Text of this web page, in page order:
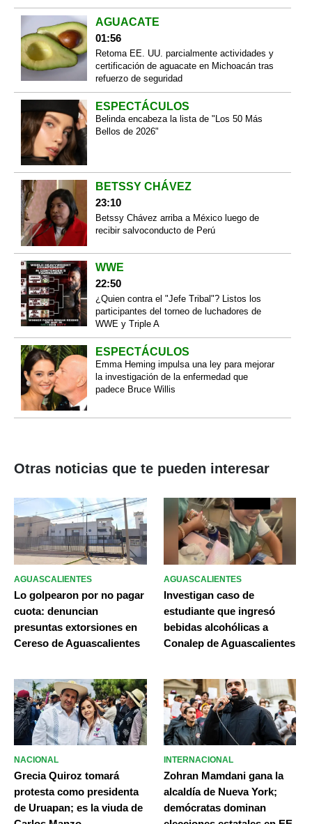
AGUACATE
01:56
Retoma EE. UU. parcialmente actividades y
certificación de aguacate en Michoacán tras
refuerzo de seguridad
ESPECTÁCULOS
Belinda encabeza la lista de "Los 50 Más
Bellos de 2026"
BETSSY CHÁVEZ
23:10
Betssy Chávez arriba a México luego de
recibir salvoconducto de Perú
WWE
22:50
¿Quien contra el "Jefe Tribal"? Listos los
participantes del torneo de luchadores de
WWE y Triple A
ESPECTÁCULOS
Emma Heming impulsa una ley para mejorar
la investigación de la enfermedad que
padece Bruce Willis
Otras noticias que te pueden interesar
AGUASCALIENTES
Lo golpearon por no pagar
cuota: denuncian
presuntas extorsiones en
Cereso de Aguascalientes
AGUASCALIENTES
Investigan caso de
estudiante que ingresó
bebidas alcohólicas a
Conalep de Aguascalientes
NACIONAL
Grecia Quiroz tomará
protesta como presidenta
de Uruapan; es la viuda de
INTERNACIONAL
Zohran Mamdani gana la
alcaldía de Nueva York;
demócratas dominan